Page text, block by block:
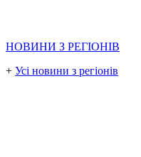
НОВИНИ З РЕГІОНІВ
+ Усі новини з регіонів